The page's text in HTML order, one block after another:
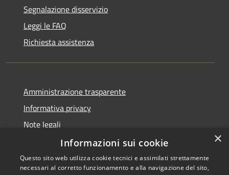
Segnalazione disservizio
Leggi le FAQ
Richiesta assistenza
Amministrazione trasparente
Informativa privacy
Note legali
Dichiarazione di accessibilità
×
Informazioni sui cookie
Questo sito web utilizza cookie tecnici e assimilati strettamente
necessari al corretto funzionamento e alla navigazione del sito,